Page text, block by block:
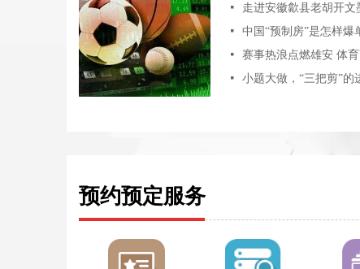
预约预定服务
넷
넷
中国“预制房”是怎样爆
넷
赛事热浪点燃雄安 体
넷 小题大做，“三把剪”的